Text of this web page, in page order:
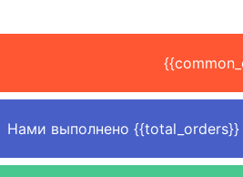
Нами выполнено {{total_orders}}